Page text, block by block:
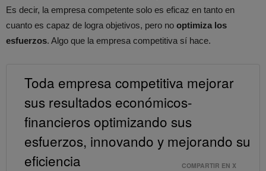
Es decir, la empresa competente solo es eficaz en tanto en
cuanto es capaz de logra objetivos, pero no optimiza los
esfuerzos. Algo que la empresa competitiva sí hace.
Toda empresa competitiva mejorar
sus resultados económicos-
financieros optimizando sus
esfuerzos, innovando y mejorando su
eficiencia
COMPARTIR EN X